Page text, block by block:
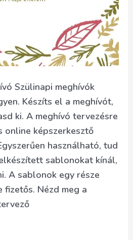
Szülinapi meghívók
Készíts el a meghívót,
ki. A meghívó tervezésre
online képszerkesztő
használható, tud
sablonokat kínál,
A sablonok egy része
fizetős. Nézd meg a